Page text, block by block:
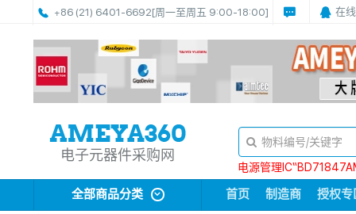
+86 (21) 6401-6692[周一至周五 9:00-18:00] 在
电子元器件采购网
电源管理
全部商品分类 首页 制造商 授权专